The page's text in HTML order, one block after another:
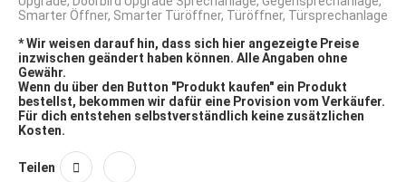
Smarter Öffner, Smarter Türöffner, Türöffner, Türsprechanlage
* Wir weisen darauf hin, dass sich hier angezeigte Preise
inzwischen geändert haben können. Alle Angaben ohne
Gewähr.
Wenn du über den Button "Produkt kaufen" ein Produkt
bestellst, bekommen wir dafür eine Provision vom Verkäufer.
Für dich entstehen selbstverständlich keine zusätzlichen
Kosten.
Teilen